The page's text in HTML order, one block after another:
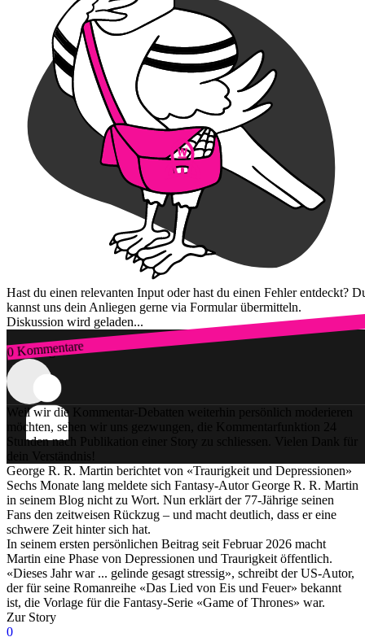
Hast du einen relevanten Input oder hast du einen Fehler entdeckt?
kannst uns dein Anliegen gerne via Formular übermitteln.
Diskussion wird geladen...
0 Kommentare
Zum Login
Weil wir die Kommentar-Debatten weiterhin persönlich moderieren
möchten, sehen wir uns gezwungen, die Kommentarfunktion 24
Stunden nach Publikation einer Story zu schliessen. Vielen Dank für
dein Verständnis!
George R. R. Martin berichtet von «Traurigkeit und Depressionen»
Sechs Monate lang meldete sich Fantasy-Autor George R. R. Martin
in seinem Blog nicht zu Wort. Nun erklärt der 77-Jährige seinen
Fans den zeitweisen Rückzug – und macht deutlich, dass er eine
schwere Zeit hinter sich hat.
In seinem ersten persönlichen Beitrag seit Februar 2026 macht
Martin eine Phase von Depressionen und Traurigkeit öffentlich.
«Dieses Jahr war ... gelinde gesagt stressig», schreibt der US-Autor,
der für seine Romanreihe «Das Lied von Eis und Feuer» bekannt
ist, die Vorlage für die Fantasy-Serie «Game of Thrones» war.
Zur Story
0